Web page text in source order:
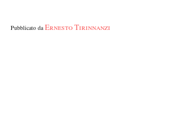
Pubblicato daErnesto Tirinnanzi